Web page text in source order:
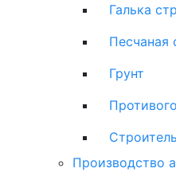
Галька
Песчаная
Грунт
Производство